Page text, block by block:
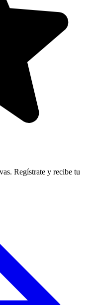
Regístrate y recibe tu